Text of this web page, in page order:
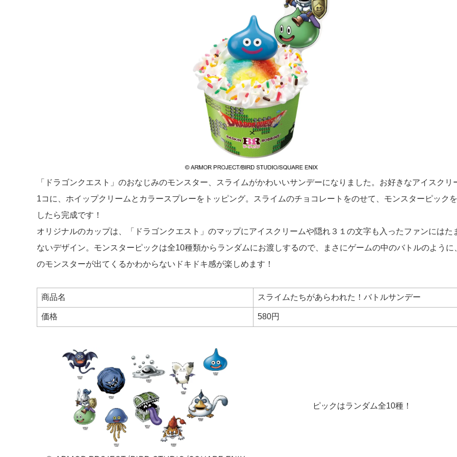
「ドラゴンクエスト」のおなじみのモンスター、スライムがかわいいサンデーになりました。お好きなアイスクリ
1コに、ホイップクリームとカラースプレーをトッピング。スライムのチョコレートをのせて、モンスターピック
したら完成です！
オリジナルのカップは、「ドラゴンクエスト」のマップにアイスクリームや隠れ３１の文字も入ったファンにはた
ないデザイン。モンスターピックは全10種類からランダムにお渡しするので、まさにゲームの中のバトルのように
のモンスターが出てくるかわからないドキドキ感が楽しめます！
商品名 スライムたちがあらわれた！バトルサンデー
価格 580円
ピックはランダム全10種！